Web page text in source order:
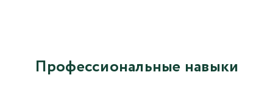
Профессиональные навыки